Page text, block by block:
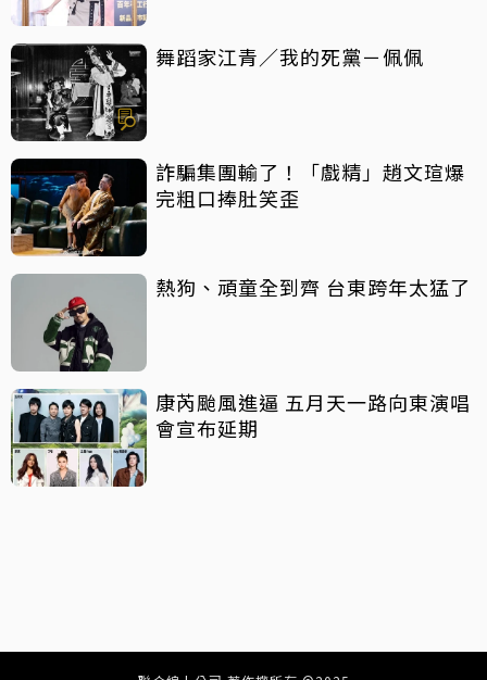
舞蹈家江青／我的死黨－佩佩
詐騙集團輸了！「戲精」趙文瑄爆
完粗口捧肚笑歪
熱狗、頑童全到齊 台東跨年太猛了
康芮颱風進逼 五月天一路向東演唱
會宣布延期